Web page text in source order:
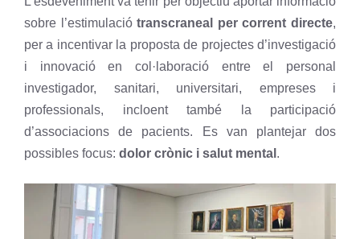
sobre l’estimulaciótranscraneal per corrent directe,
per a incentivar la proposta de projectes d’investigació
i innovació en col·laboració entre el personal
investigador, sanitari, universitari, empreses i
professionals, incloent també la participació
d’associacions de pacients. Es van plantejar dos
possibles focus: dolor crònic i salut mental .